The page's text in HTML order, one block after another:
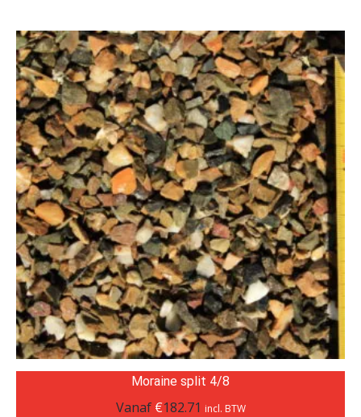
Moraine split 4/8
Vanaf €182.71 incl. BTW